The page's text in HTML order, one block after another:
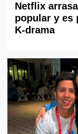
Netflix
popular y es
K-drama